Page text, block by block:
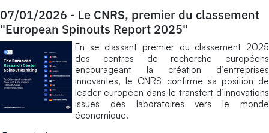
07/01/2026 - Le CNRS, premier du classement
"European Spinouts Report 2025"
En se classant premier du classement 2025
des centres de recherche européens
encourageant la création d’entreprises
innovantes, le CNRS confirme sa position de
leader européen dans le transfert d’innovations
issues des laboratoires vers le monde
économique.